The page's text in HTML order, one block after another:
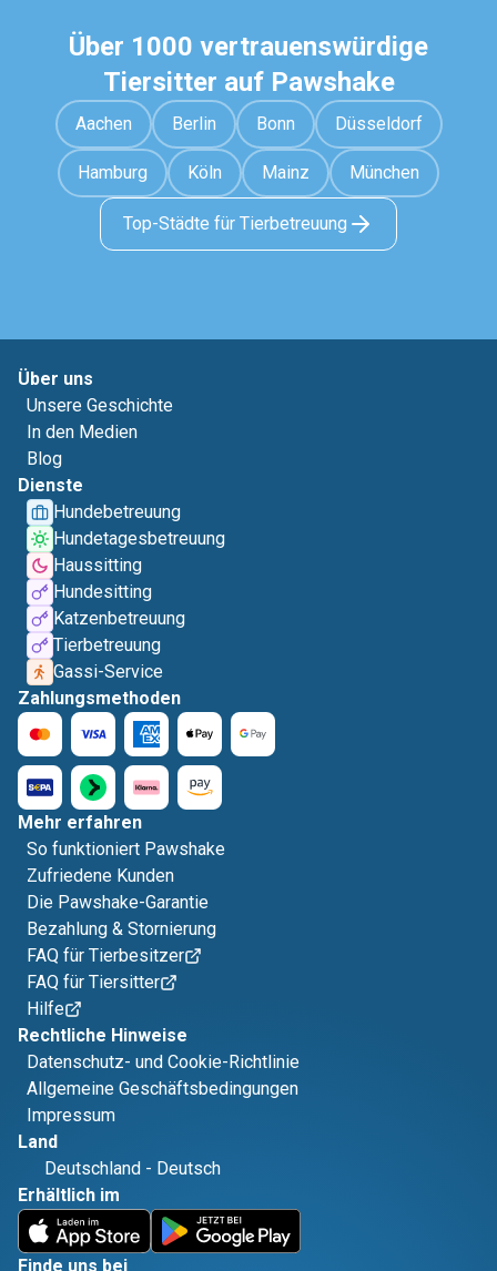
Über 1000 vertrauenswürdige
Tiersitter auf Pawshake
Aachen Berlin Bonn Düsseldorf
Hamburg Köln Mainz München
Top-Städte für Tierbetreuung
Über uns
Unsere Geschichte
In den Medien
Blog
Dienste
Hundebetreuung
Hundetagesbetreuung
Haussitting
Hundesitting
Katzenbetreuung
Tierbetreuung
Gassi-Service
Zahlungsmethoden
Mehr erfahren
So funktioniert Pawshake
Zufriedene Kunden
Die Pawshake-Garantie
Bezahlung & Stornierung
FAQ für Tierbesitzer
FAQ für Tiersitter
Hilfe
Rechtliche Hinweise
Datenschutz- und Cookie-Richtlinie
Allgemeine Geschäftsbedingungen
Impressum
Land
Deutschland - Deutsch
Erhältlich im
Finde uns bei